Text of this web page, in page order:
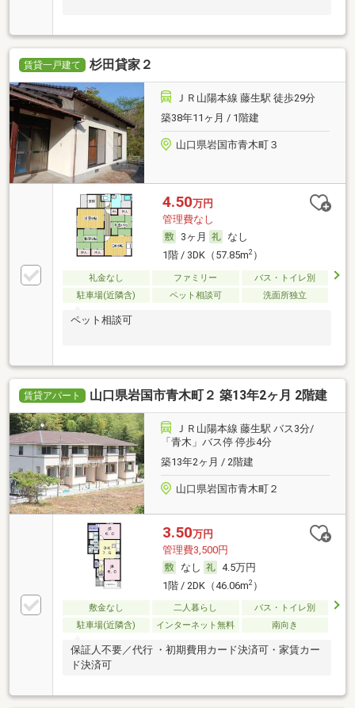
賃貸一戸建て 杉田貸家２
ＪＲ山陽本線 藤生駅 徒歩29分
築38年11ヶ月 / 1階建
山口県岩国市青木町３
4.50万円
管理費なし
3ヶ月
なし
1階 / 3DK（57.85m2）
礼金なし ファミリー
バス・トイレ別
駐車場(近隣含)
ペット相談可 洗面所独立
ペット相談可
賃貸アパート 山口県岩国市青木町２ 築13年2ヶ月 2階建
ＪＲ山陽本線 藤生駅 バス3分/
「青木」バス停 停歩4分
築13年2ヶ月 / 2階建
山口県岩国市青木町２
3.50万円
管理費3,500円
なし
4.5万円
1階 / 2DK（46.06m2）
敷金なし 二人暮らし
バス・トイレ別
駐車場(近隣含)
インターネット無料 南向き
保証人不要／代行 ・初期費用カード決済可・家賃カー
ド決済可